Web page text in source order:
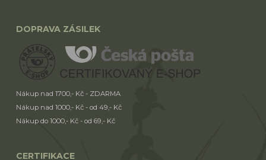
DOPRAVA ZÁSILEK
Nákup nad 1700,- Kč - ZDARMA
Nákup nad 1000,- Kč - od 49,- Kč
Nákup do 1000,- Kč - od 69,- Kč
CERTIFIKACE